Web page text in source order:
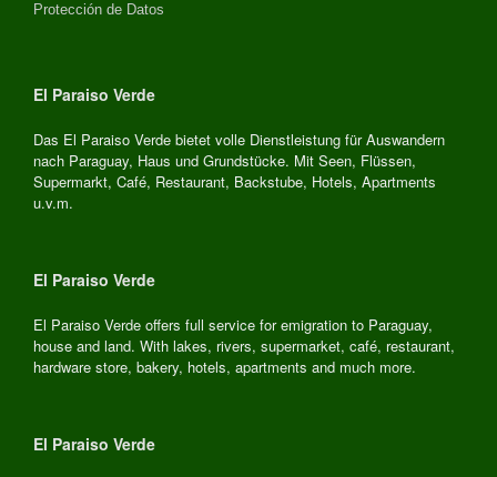
Protección de Datos
El Paraiso Verde
Das El Paraiso Verde bietet volle Dienstleistung für Auswandern
nach Paraguay, Haus und Grundstücke. Mit Seen, Flüssen,
Supermarkt, Café, Restaurant, Backstube, Hotels, Apartments
u.v.m.
El Paraiso Verde
El Paraiso Verde offers full service for emigration to Paraguay,
house and land. With lakes, rivers, supermarket, café, restaurant,
hardware store, bakery, hotels, apartments and much more.
El Paraiso Verde